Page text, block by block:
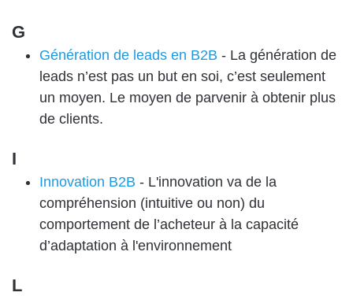
G
Génération de leads en B2B - La génération de
leads n’est pas un but en soi, c’est seulement
un moyen. Le moyen de parvenir à obtenir plus
de clients.
I
Innovation B2B - L'innovation va de la
compréhension (intuitive ou non) du
comportement de l’acheteur à la capacité
d’adaptation à l'environnement
L